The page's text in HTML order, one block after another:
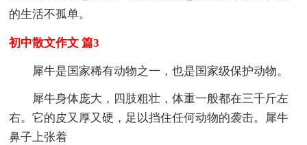
的生活不孤单。
初中散文作文 篇3
犀牛是国家稀有动物之一，也是国家级保护动物。
犀牛身体庞大，四肢粗壮，体重一般都在三千斤左
右。它的皮又厚又硬，足以挡住任何动物的袭击。犀牛
鼻子上张着